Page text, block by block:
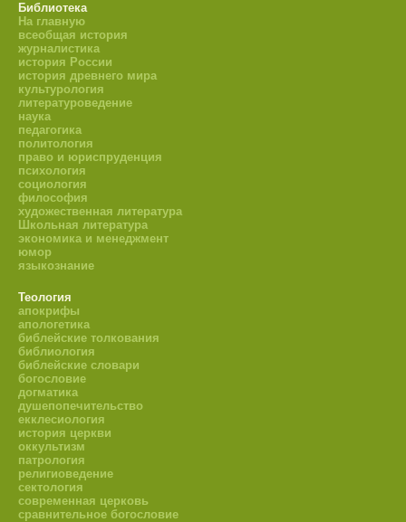
Библиотека
На главную
всеобщая история
журналистика
история России
история древнего мира
культурология
литературоведение
наука
педагогика
политология
право и юриспруденция
психология
социология
философия
художественная литература
Школьная литература
экономика и менеджмент
юмор
языкознание
Теология
апокрифы
апологетика
библейские толкования
библиология
библейские словари
богословие
догматика
душепопечительство
екклесиология
история церкви
оккультизм
патрология
религиоведение
сектология
современная церковь
сравнительное богословие